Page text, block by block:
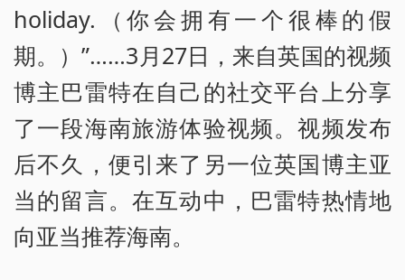
holiday.（你会拥有一个很棒的假
期。）”……3月27日，来自英国的视频
博主巴雷特在自己的社交平台上分享
了一段海南旅游体验视频。视频发布
后不久，便引来了另一位英国博主亚
当的留言。在互动中，巴雷特热情地
向亚当推荐海南。